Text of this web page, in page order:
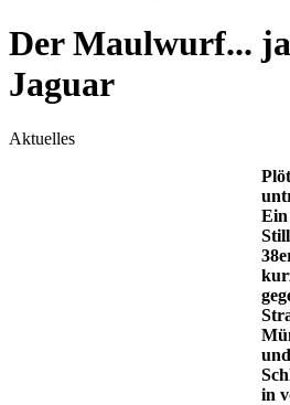
Der Maulwurf...
Jaguar
Aktuelles
Ein
in